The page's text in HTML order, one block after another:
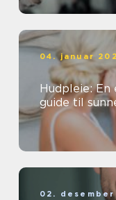
04. januar
Hudpleie: En
guide til
02. desember